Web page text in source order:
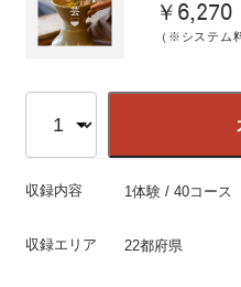
￥6,270
（※システム
収録内容 1体験 / 40コース
収録エリア 22都府県